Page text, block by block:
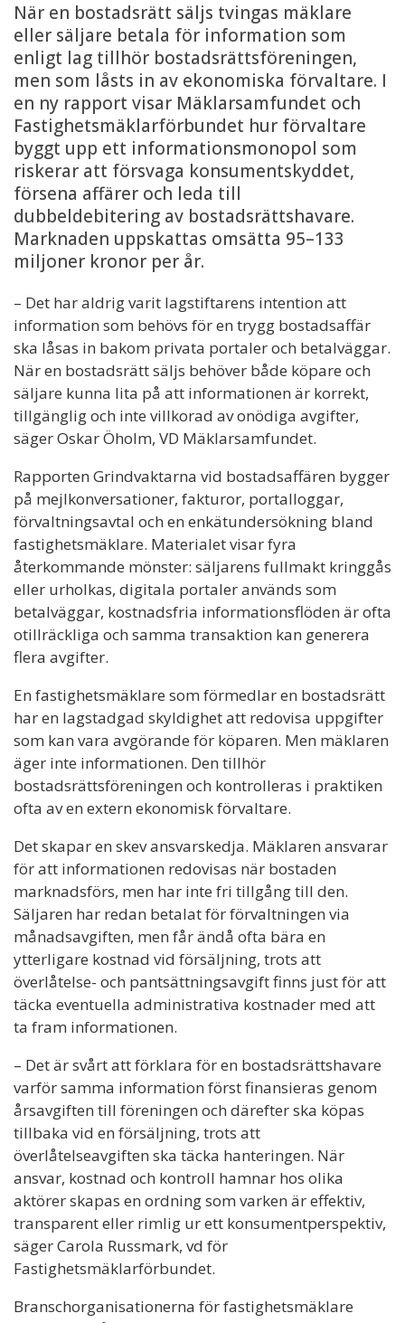
När en bostadsrätt säljs tvingas mäklare
eller säljare betala för information som
enligt lag tillhör bostadsrättsföreningen,
men som låsts in av ekonomiska förvaltare. I
en ny rapport visar Mäklarsamfundet och
Fastighetsmäklarförbundet hur förvaltare
byggt upp ett informationsmonopol som
riskerar att försvaga konsumentskyddet,
försena affärer och leda till
dubbeldebitering av bostadsrättshavare.
Marknaden uppskattas omsätta 95–133
miljoner kronor per år.
– Det har aldrig varit lagstiftarens intention att
information som behövs för en trygg bostadsaffär
ska låsas in bakom privata portaler och betalväggar.
När en bostadsrätt säljs behöver både köpare och
säljare kunna lita på att informationen är korrekt,
tillgänglig och inte villkorad av onödiga avgifter,
säger Oskar Öholm, VD Mäklarsamfundet.
Rapporten Grindvaktarna vid bostadsaffären bygger
på mejlkonversationer, fakturor, portalloggar,
förvaltningsavtal och en enkätundersökning bland
fastighetsmäklare. Materialet visar fyra
återkommande mönster: säljarens fullmakt kringgås
eller urholkas, digitala portaler används som
betalväggar, kostnadsfria informationsflöden är ofta
otillräckliga och samma transaktion kan generera
flera avgifter.
En fastighetsmäklare som förmedlar en bostadsrätt
har en lagstadgad skyldighet att redovisa uppgifter
som kan vara avgörande för köparen. Men mäklaren
äger inte informationen. Den tillhör
bostadsrättsföreningen och kontrolleras i praktiken
ofta av en extern ekonomisk förvaltare.
Det skapar en skev ansvarskedja. Mäklaren ansvarar
för att informationen redovisas när bostaden
marknadsförs, men har inte fri tillgång till den.
Säljaren har redan betalat för förvaltningen via
månadsavgiften, men får ändå ofta bära en
ytterligare kostnad vid försäljning, trots att
överlåtelse- och pantsättningsavgift finns just för att
täcka eventuella administrativa kostnader med att
ta fram informationen.
– Det är svårt att förklara för en bostadsrättshavare
varför samma information först finansieras genom
årsavgiften till föreningen och därefter ska köpas
tillbaka vid en försäljning, trots att
överlåtelseavgiften ska täcka hanteringen. När
ansvar, kostnad och kontroll hamnar hos olika
aktörer skapas en ordning som varken är effektiv,
transparent eller rimlig ur ett konsumentperspektiv,
säger Carola Russmark, vd för
Fastighetsmäklarförbundet.
Branschorganisationerna för fastighetsmäklare